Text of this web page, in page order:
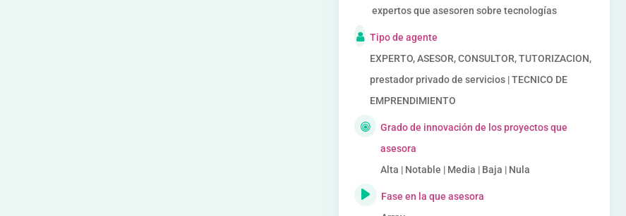
expertos que asesoren sobre tecnologías
Tipo de agente
EXPERTO, ASESOR, CONSULTOR, TUTORIZACION,
prestador privado de servicios | TECNICO DE
EMPRENDIMIENTO
Grado de innovación de los proyectos que
asesora
Alta | Notable | Media | Baja | Nula
Fase en la que asesora